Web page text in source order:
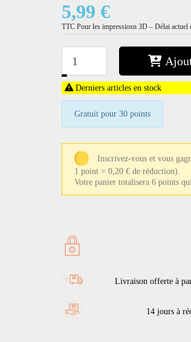
5,99 €
TTC Pour les impressiosn 3D – Délai
+
−
Derniers articles en stock
Gratuit pour 30 points
Inscrivez-vous et vous
1 point = 0,20 € de réduction).
Votre panier totalisera 6 points
Livraison offerte à
14 jours à